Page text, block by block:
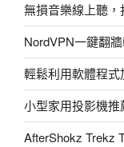
無損音樂線上聽
NordVPN一鍵翻
輕鬆利用軟體程式
小型家用投影機
AfterShokz Trekz